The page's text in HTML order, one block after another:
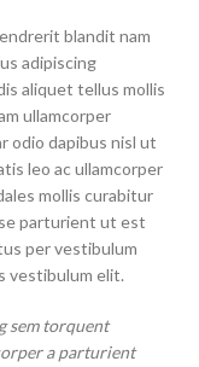
blandit nam
adipiscing
aliquet tellus mollis
ullamcorper
odio dapibus nisl ut
leo ac ullamcorper
mollis curabitur
parturient ut est
per vestibulum
vestibulum elit.
sem torquent
a parturient